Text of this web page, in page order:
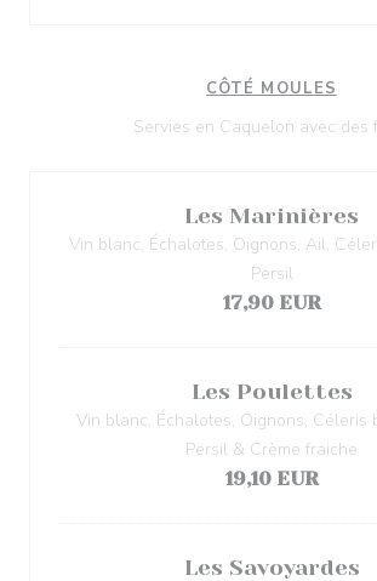
CÔTÉ MOULES
Servies en Caquelon avec des
Les Marinières
Vin blanc, Échalotes, Oignons, Ail,
Persil
17,90 EUR
Les Poulettes
Vin blanc, Échalotes, Oignons, Céleris
Persil & Crème fraiche
19,10 EUR
Les Savoyardes